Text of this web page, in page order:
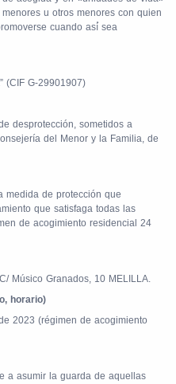
u otros menores con quien
cuando así́ sea
(CIF G-29901907)
desprotección, sometidos a
del Menor y la Familia, de
medida de protección que
que satisfaga todas las
de acogimiento residencial 24
Músico Granados, 10 MELILLA.
horario)
2023 (régimen de acogimiento
a asumir la guarda de aquellas